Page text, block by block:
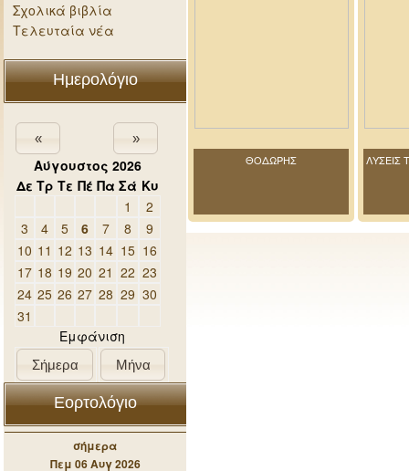
Σχολικά βιβλία
Τελευταία νέα
Ημερολόγιο
« »
Αύγουστος 2026
Δε Τρ Τε Πέ Πα Σά Κυ
1
2
3
4 5 6 7 8
9
10 11 12 13 14 15 16
17 18 19 20 21 22 23
24 25 26 27 28 29 30
31
Εμφάνιση
Σήμερα Μήνα
Εορτολόγιο
σήμερα
Πεμ 06 Αυγ 2026
ΘΟΔΩΡΗΣ ΛΥΣΕΙΣ